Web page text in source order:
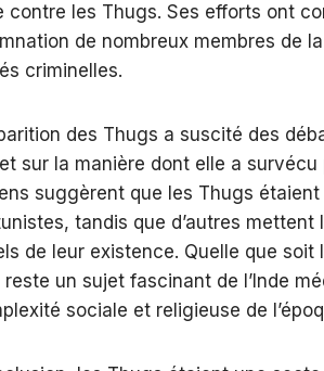
contre les Thugs. Ses efforts ont
de nombreux membres de
criminelles.
des Thugs a suscité des
sur la manière dont elle a
suggèrent que les Thugs
tandis que d’autres
de leur existence. Quelle que soit
reste un sujet fascinant de l’Inde
sociale et religieuse de